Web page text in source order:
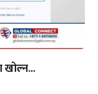
खोल्न...